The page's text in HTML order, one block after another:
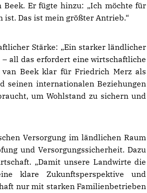
Er fügte hinzu: „Ich möchte für
Das ist mein größter Antrieb.“
Stärke: „Ein starker ländlicher
all das erfordert eine wirtschaftliche
Beek klar für Friedrich Merz als
seinen internationalen Beziehungen
um Wohlstand zu sichern und
Versorgung im ländlichen Raum
und Versorgungssicherheit. Dazu
„Damit unsere Landwirte die
klare Zukunftsperspektive und
nur mit starken Familienbetrieben